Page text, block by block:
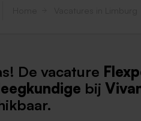
De vacature
bij